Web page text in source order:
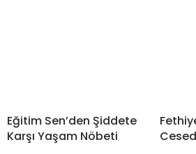
Eğitim Sen’den Şiddete
Karşı Yaşam Nöbeti